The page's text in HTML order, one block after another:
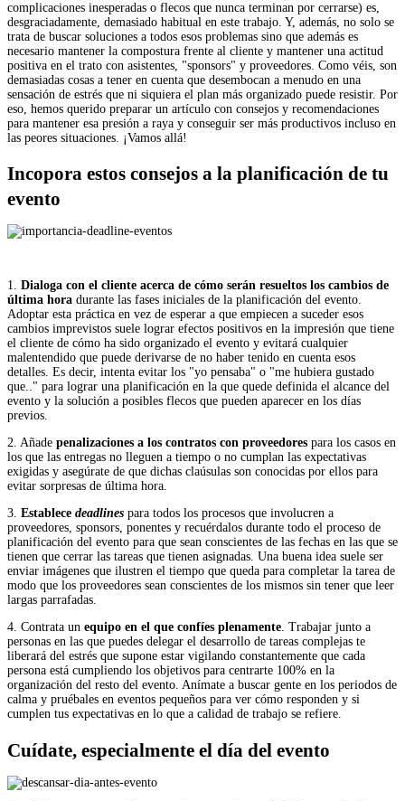
complicaciones inesperadas o flecos que nunca terminan por cerrarse) es,
desgraciadamente, demasiado habitual en este trabajo. Y, además, no solo se
trata de buscar soluciones a todos esos problemas sino que además es
necesario mantener la compostura frente al cliente y mantener una actitud
positiva en el trato con asistentes, "sponsors" y proveedores. Como véis, son
demasiadas cosas a tener en cuenta que desembocan a menudo en una
sensación de estrés que ni siquiera el plan más organizado puede resistir. Por
eso, hemos querido preparar un artículo con consejos y recomendaciones
para mantener esa presión a raya y conseguir ser más productivos incluso en
las peores situaciones. ¡Vamos allá!
Incopora estos consejos a la planificación de tu
evento
1. Dialoga con el cliente acerca de cómo serán resueltos los cambios de
última hora durante las fases iniciales de la planificación del evento.
Adoptar esta práctica en vez de esperar a que empiecen a suceder esos
cambios imprevistos suele lograr efectos positivos en la impresión que tiene
el cliente de cómo ha sido organizado el evento y evitará cualquier
malentendido que puede derivarse de no haber tenido en cuenta esos
detalles. Es decir, intenta evitar los "yo pensaba" o "me hubiera gustado
que.." para lograr una planificación en la que quede definida el alcance del
evento y la solución a posibles flecos que pueden aparecer en los días
previos.
2. Añade penalizaciones a los contratos con proveedores para los casos en
los que las entregas no lleguen a tiempo o no cumplan las expectativas
exigidas y asegúrate de que dichas claúsulas son conocidas por ellos para
evitar sorpresas de última hora.
3. Establece deadlines para todos los procesos que involucren a
proveedores, sponsors, ponentes y recuérdalos durante todo el proceso de
planificación del evento para que sean conscientes de las fechas en las que se
tienen que cerrar las tareas que tienen asignadas. Una buena idea suele ser
enviar imágenes que ilustren el tiempo que queda para completar la tarea de
modo que los proveedores sean conscientes de los mismos sin tener que leer
largas parrafadas.
4. Contrata un equipo en el que confíes plenamente. Trabajar junto a
personas en las que puedes delegar el desarrollo de tareas complejas te
liberará del estrés que supone estar vigilando constantemente que cada
persona está cumpliendo los objetivos para centrarte 100% en la
organización del resto del evento. Anímate a buscar gente en los periodos de
calma y pruébales en eventos pequeños para ver cómo responden y si
cumplen tus expectativas en lo que a calidad de trabajo se refiere.
Cuídate, especialmente el día del evento